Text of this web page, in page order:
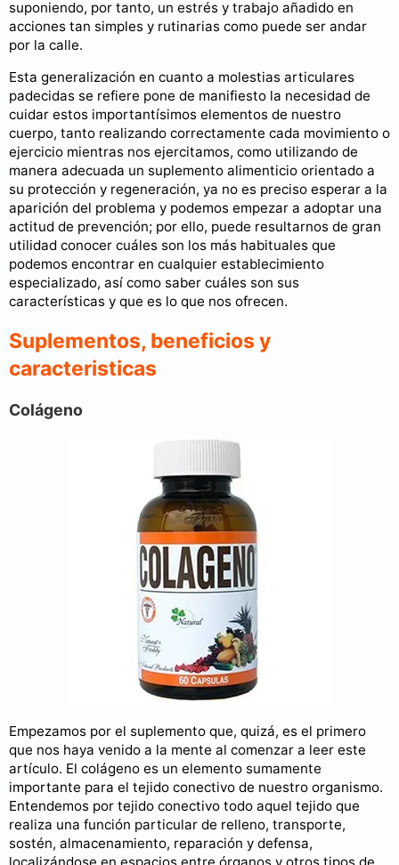
suponiendo, por tanto, un estrés y trabajo añadido en
acciones tan simples y rutinarias como puede ser andar
por la calle.
Esta generalización en cuanto a molestias articulares
padecidas se refiere pone de manifiesto la necesidad de
cuidar estos importantísimos elementos de nuestro
cuerpo, tanto realizando correctamente cada movimiento o
ejercicio mientras nos ejercitamos, como utilizando de
manera adecuada un suplemento alimenticio orientado a
su protección y regeneración, ya no es preciso esperar a la
aparición del problema y podemos empezar a adoptar una
actitud de prevención; por ello, puede resultarnos de gran
utilidad conocer cuáles son los más habituales que
podemos encontrar en cualquier establecimiento
especializado, así como saber cuáles son sus
características y que es lo que nos ofrecen.
Suplementos, beneficios y
caracteristicas
Colágeno
Empezamos por el suplemento que, quizá, es el primero
que nos haya venido a la mente al comenzar a leer este
artículo. El colágeno es un elemento sumamente
importante para el tejido conectivo de nuestro organismo.
Entendemos por tejido conectivo todo aquel tejido que
realiza una función particular de relleno, transporte,
sostén, almacenamiento, reparación y defensa,